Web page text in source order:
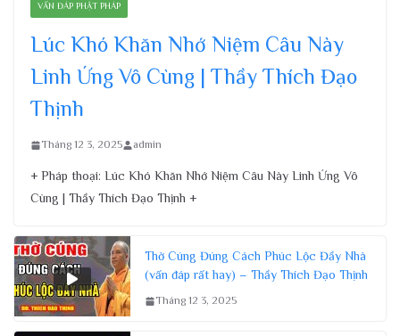
VẤN ĐÁP PHẬT PHÁP
Lúc Khó Khăn Nhớ Niệm Câu Này
Linh Ứng Vô Cùng | Thầy Thích Đạo
Thịnh
Tháng 12 3, 2025 admin
+ Pháp thoại: Lúc Khó Khăn Nhớ Niệm Câu Này Linh Ứng Vô
Cùng | Thầy Thích Đạo Thịnh +
Thờ Cúng Đúng Cách Phúc Lộc Đầy Nhà
(vấn đáp rất hay) – Thầy Thích Đạo Thịnh
Tháng 12 3, 2025